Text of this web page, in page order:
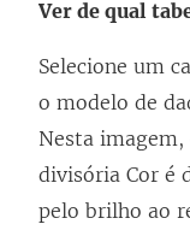
Ver de qual
Selecione um
o modelo de
Nesta imagem,
divisória Cor é
pelo brilho ao